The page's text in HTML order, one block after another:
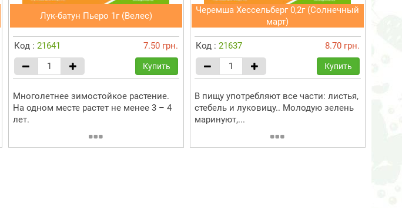
Лук-батун Пьеро 1г (Велес)
Код : 21641 7.50 грн.
Купить
Многолетнее зимостойкое растение.
На одном месте растет не менее 3 – 4
лет.
Черемша Хессельберг 0,2г (Солнечный
март)
Код : 21637 8.70 грн.
Купить
В пищу употребляют все части: листья,
стебель и луковицу.. Молодую зелень
маринуют,...